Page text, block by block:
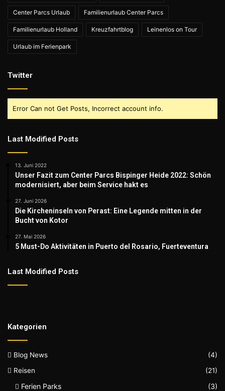
Center Parcs Urlaub Familienurlaub Center Parcs
Familienurlaub Holland Kreuzfahrtblog Leinenlos on Tour
Urlaub im Ferienpark
Twitter
Error Can not Get Posts, Incorrect account info.
Last Modified Posts
13. Juni 2022
Unser Fazit zum Center Parcs Bispinger Heide 2022: Schön
modernisiert, aber beim Service hakt es
27. Juni 2026
Die Kircheninseln von Perast: Eine Legende mitten in der
Bucht von Kotor
27. Mai 2026
5 Must-Do Aktivitäten in Puerto del Rosario, Fuerteventura
Last Modified Posts
Kategorien
Blog News
(4)
Reisen
(21)
Ferien Parks (3)